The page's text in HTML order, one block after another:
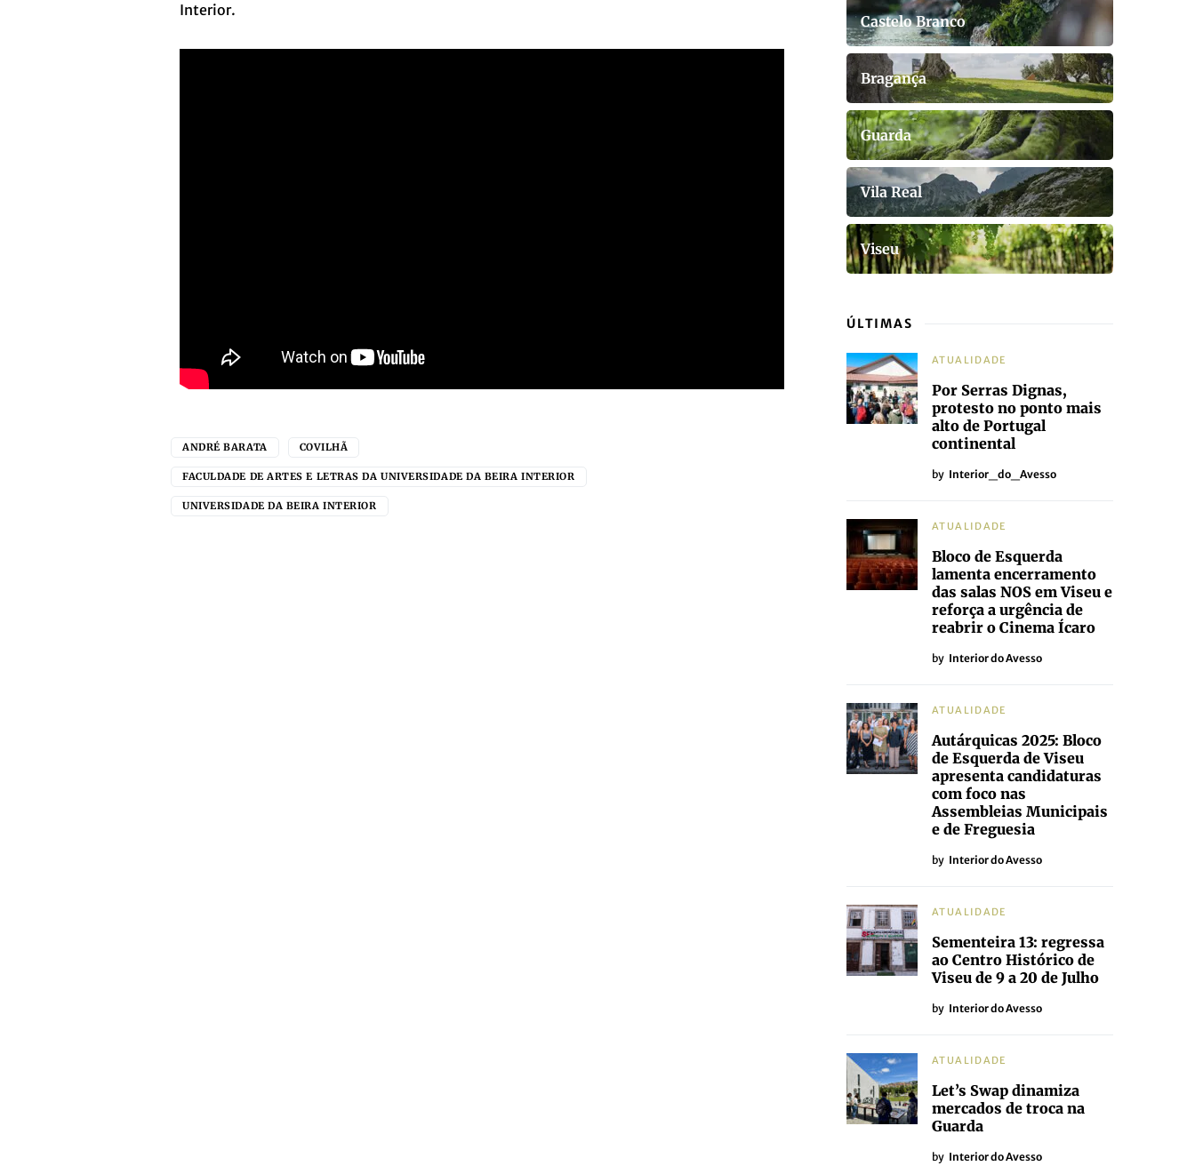
Interior.
ANDRÉ BARATA COVILHÃ
FACULDADE DE ARTES E LETRAS DA UNIVERSIDADE DA BEIRA INTERIOR
UNIVERSIDADE DA BEIRA INTERIOR
Castelo Branco
Bragança
Guarda
Vila Real
Viseu
ÚLTIMAS
ATUALIDADE
Por Serras Dignas,
protesto no ponto mais
alto de Portugal
continental
by Interior_do_Avesso
ATUALIDADE
Bloco de Esquerda
lamenta encerramento
das salas NOS em Viseu e
reforça a urgência de
reabrir o Cinema Ícaro
by Interior do Avesso
ATUALIDADE
Autárquicas 2025: Bloco
de Esquerda de Viseu
apresenta candidaturas
com foco nas
Assembleias Municipais
e de Freguesia
by Interior do Avesso
ATUALIDADE
Sementeira 13: regressa
ao Centro Histórico de
Viseu de 9 a 20 de Julho
by Interior do Avesso
ATUALIDADE
Let’s Swap dinamiza
mercados de troca na
Guarda
by Interior do Avesso